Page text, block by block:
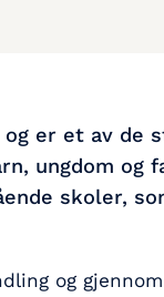
er et av de
ungdom og
skoler,
og